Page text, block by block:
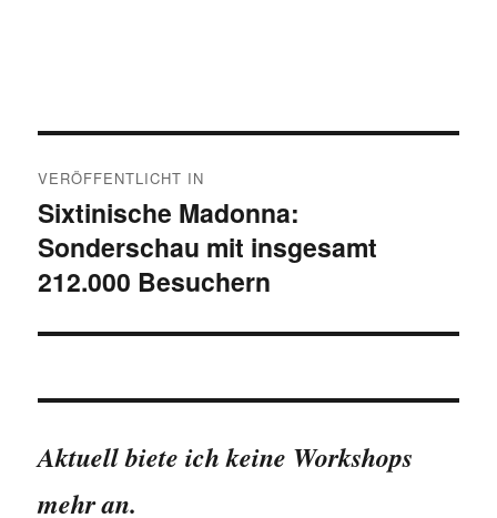
VERÖFFENTLICHT IN
Sixtinische Madonna:
Sonderschau mit insgesamt
212.000 Besuchern
Aktuell biete ich keine Workshops
mehr an.